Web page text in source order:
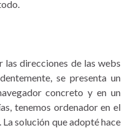
las direcciones de las webs
se presenta un
concreto y en un
tenemos ordenador en el
solución que adopté hace